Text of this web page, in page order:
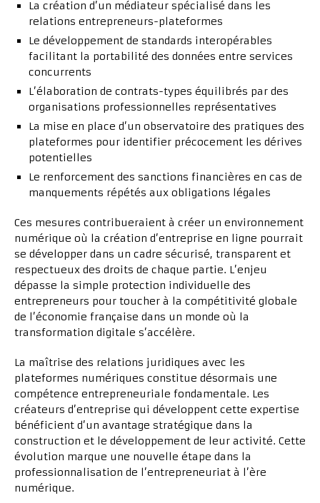
La création d’un médiateur spécialisé dans les
relations entrepreneurs-plateformes
Le développement de standards interopérables
facilitant la portabilité des données entre services
concurrents
L’élaboration de contrats-types équilibrés par des
organisations professionnelles représentatives
La mise en place d’un observatoire des pratiques des
plateformes pour identifier précocement les dérives
potentielles
Le renforcement des sanctions financières en cas de
manquements répétés aux obligations légales
Ces mesures contribueraient à créer un environnement
numérique où la création d’entreprise en ligne pourrait
se développer dans un cadre sécurisé, transparent et
respectueux des droits de chaque partie. L’enjeu
dépasse la simple protection individuelle des
entrepreneurs pour toucher à la compétitivité globale
de l’économie française dans un monde où la
transformation digitale s’accélère.
La maîtrise des relations juridiques avec les
plateformes numériques constitue désormais une
compétence entrepreneuriale fondamentale. Les
créateurs d’entreprise qui développent cette expertise
bénéficient d’un avantage stratégique dans la
construction et le développement de leur activité. Cette
évolution marque une nouvelle étape dans la
professionnalisation de l’entrepreneuriat à l’ère
numérique.